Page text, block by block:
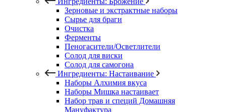
Зерновые и экстрактные наборы
Сырье для браги
Очистка
Ферменты
Пеногасители/Осветлители
Солод для виски
Солод для самогона
Ингредиенты: Настаивание
Наборы Алхимия вкуса
Наборы Мишка настаивает
Набор трав и специй Домашняя
Мануфактура